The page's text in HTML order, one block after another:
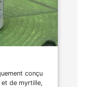
conçu
de myrtille,